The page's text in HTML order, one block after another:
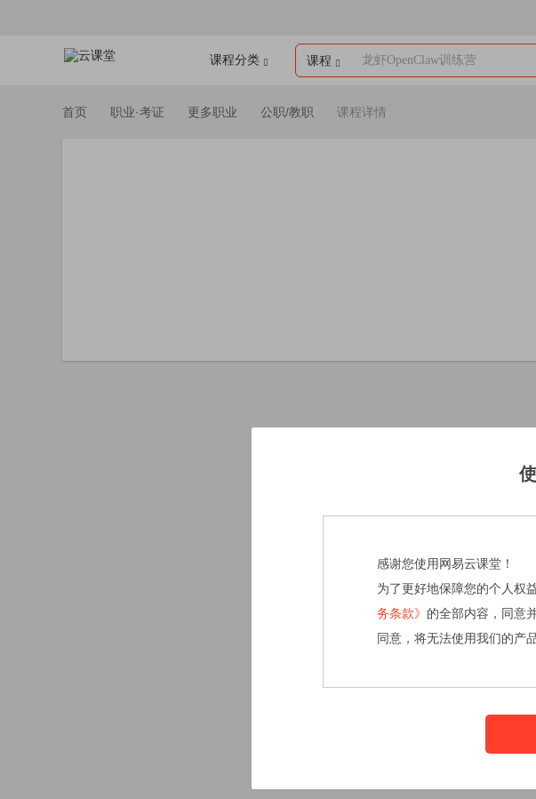
课程分类 课程 龙虾OpenClaw训练营
首页 职业·考证 更多职业 公职/教职 课程详情
感谢您使用网易云课堂！
为了更好地保障您的个人权
务条款》 的全部内容，同意
同意，将无法使用我们的产